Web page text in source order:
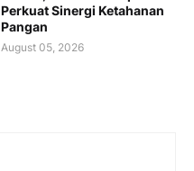
Perkuat Sinergi Ketahanan
Pangan
August 05, 2026